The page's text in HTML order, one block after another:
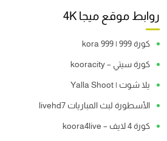
روابط موقع ميجا 4K
كورة 999 | kora 999
كورة سيتي – kooracity
يلا شوت | Yalla Shoot
الأسطورة لبث المباريات livehd7
كورة 4 لايف – koora4live